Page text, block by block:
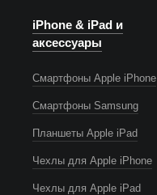
iPhone & iPad и
аксессуары
Смартфоны Apple iPhone
Смартфоны Samsung
Планшеты Apple iPad
Чехлы для Apple iPhone
Чехлы для Apple iPad